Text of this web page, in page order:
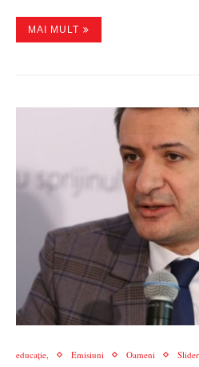
MAI MULT
educație, Emisiuni Oameni Slider